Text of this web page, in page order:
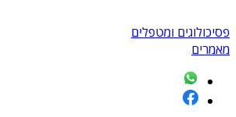
פסיכולוגים ומטפלים
מאמרים